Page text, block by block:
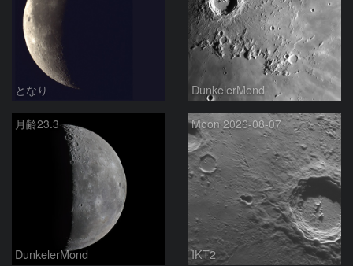
となり DunkelerMond
月齢23.3
DunkelerMond
Moon 2026-08-07
IKT2